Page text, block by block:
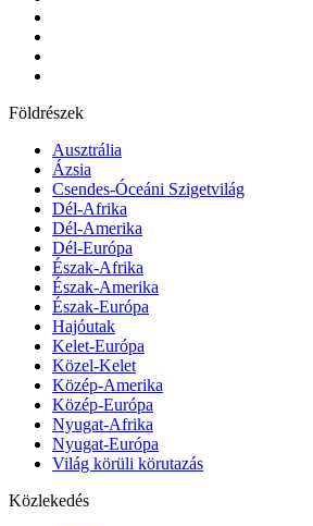
Földrészek
Ausztrália
Ázsia
Csendes-Óceáni Szigetvilág
Dél-Afrika
Dél-Amerika
Dél-Európa
Észak-Afrika
Észak-Amerika
Észak-Európa
Hajóutak
Kelet-Európa
Közel-Kelet
Közép-Amerika
Közép-Európa
Nyugat-Afrika
Nyugat-Európa
Világ körüli körutazás
Közlekedés